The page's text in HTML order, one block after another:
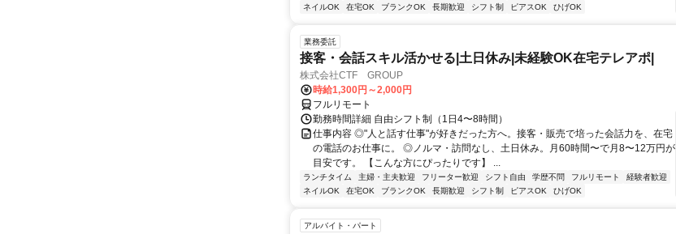
ネイルOK
在宅OK ブランクOK 長期歓迎 シフト制 ピアスOK ひげOK
業務委託
接客・会話スキル活かせる|土日休み|未経験OK在宅テレアポ|
株式会社CTF GROUP
時給1,300円～2,000円
フルリモート
勤務時間詳細 自由シフト制（1日4〜8時間）
仕事内容 ◎"人と話す仕事"が好きだった方へ。接客・販売で培った会話力を、在宅
の電話のお仕事に。 ◎ノルマ・訪問なし、土日休み。月60時間〜で月8〜12万円が
目安です。 【こんな方にぴったりです】 ...
ランチタイム 主婦・主夫歓迎 フリーター歓迎 シフト自由 学歴不問 フルリモート
経験者歓迎
ネイルOK
在宅OK ブランクOK 長期歓迎 シフト制 ピアスOK ひげOK
アルバイト・パート